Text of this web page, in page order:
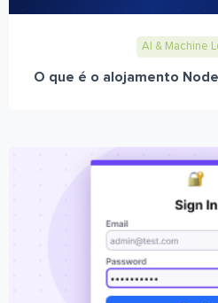
AI & Machine
O que é o alojamento